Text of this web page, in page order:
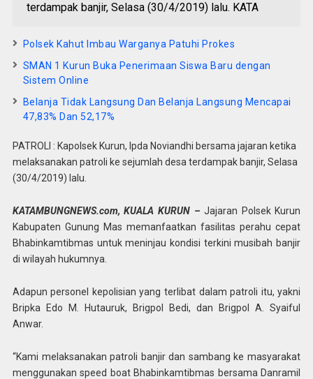
terdampak banjir, Selasa (30/4/2019) lalu. KATA
Polsek Kahut Imbau Warganya Patuhi Prokes
SMAN 1 Kurun Buka Penerimaan Siswa Baru dengan
Sistem Online
Belanja Tidak Langsung Dan Belanja Langsung Mencapai
47,83% Dan 52,17%
PATROLI : Kapolsek Kurun, Ipda Noviandhi bersama jajaran ketika
melaksanakan patroli ke sejumlah desa terdampak banjir, Selasa
(30/4/2019) lalu.
KATAMBUNGNEWS.com, KUALA KURUN – Jajaran Polsek Kurun
Kabupaten Gunung Mas memanfaatkan fasilitas perahu cepat
Bhabinkamtibmas untuk meninjau kondisi terkini musibah banjir
di wilayah hukumnya.
Adapun personel kepolisian yang terlibat dalam patroli itu, yakni
Bripka Edo M. Hutauruk, Brigpol Bedi, dan Brigpol A. Syaiful
Anwar.
“Kami melaksanakan patroli banjir dan sambang ke masyarakat
menggunakan speed boat Bhabinkamtibmas bersama Danramil